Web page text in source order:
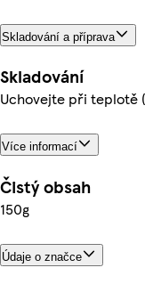
Skladování a příprava
Skladování
Uchovejte při teplotě
Více informací
Čistý obsah
150g
Údaje o značce